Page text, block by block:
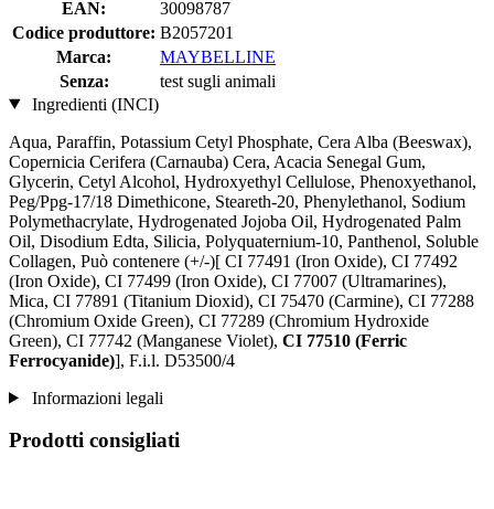
EAN:
30098787
Codice produttore: B2057201
Marca:
MAYBELLINE
Senza:
test sugli animali
Ingredienti (INCI)
Aqua, Paraffin, Potassium Cetyl Phosphate, Cera Alba (Beeswax),
Copernicia Cerifera (Carnauba) Cera, Acacia Senegal Gum,
Glycerin, Cetyl Alcohol, Hydroxyethyl Cellulose, Phenoxyethanol,
Peg/Ppg-17/18 Dimethicone, Steareth-20, Phenylethanol, Sodium
Polymethacrylate, Hydrogenated Jojoba Oil, Hydrogenated Palm
Oil, Disodium Edta, Silicia, Polyquaternium-10, Panthenol, Soluble
Collagen, Può contenere (+/-)[ CI 77491 (Iron Oxide), CI 77492
(Iron Oxide), CI 77499 (Iron Oxide), CI 77007 (Ultramarines) ,
Mica, CI 77891 (Titanium Dioxid), CI 75470 (Carmine), CI 77288
(Chromium Oxide Green), CI 77289 (Chromium Hydroxide
Green), CI 77742 (Manganese Violet), CI 77510 (Ferric
Ferrocyanide)], F.i.l. D53500/4
Informazioni legali
Prodotti consigliati